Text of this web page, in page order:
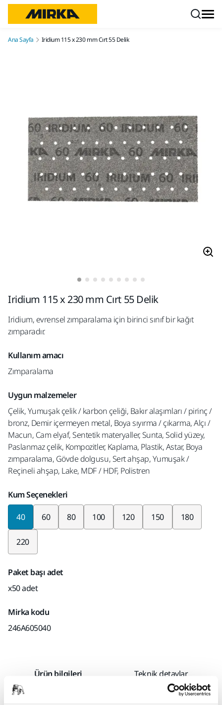
Ana Sayfa Iridium 115 x 230 mm Cırt 55 Delik
Iridium 115 x 230 mm Cırt 55 Delik
Iridium, evrensel zımparalama için birinci sınıf bir kağıt
zımparadır.
Kullanım amacı
Zımparalama
Uygun malzemeler
Çelik, Yumuşak çelik / karbon çeliği, Bakır alaşımları / pirinç /
bronz, Demir içermeyen metal, Boya sıyırma / çıkarma, Alçı /
Macun, Cam elyaf, Sentetik materyaller, Sunta, Solid yüzey,
Paslanmaz çelik, Kompozitler, Kaplama, Plastik, Astar, Boya
zımparalama, Gövde dolgusu, Sert ahşap, Yumuşak /
Reçineli ahşap, Lake, MDF / HDF, Polistren
Kum Seçenekleri
40 60 80 100 120 150 180
220
Paket başı adet
x50 adet
Mirka kodu
246A605040
Ürün bilgileri Teknik detaylar